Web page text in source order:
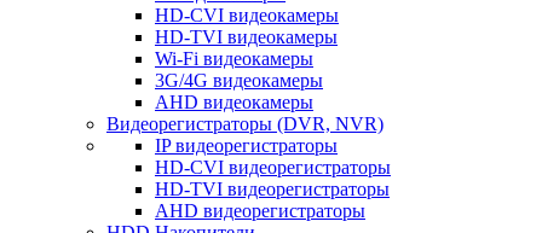
HD-CVI видеокамеры
HD-TVI видеокамеры
Wi-Fi видеокамеры
3G/4G видеокамеры
AHD видеокамеры
Видеорегистраторы (DVR, NVR)
IP видеорегистраторы
HD-CVI видеорегистраторы
HD-TVI видеорегистраторы
AHD видеорегистраторы